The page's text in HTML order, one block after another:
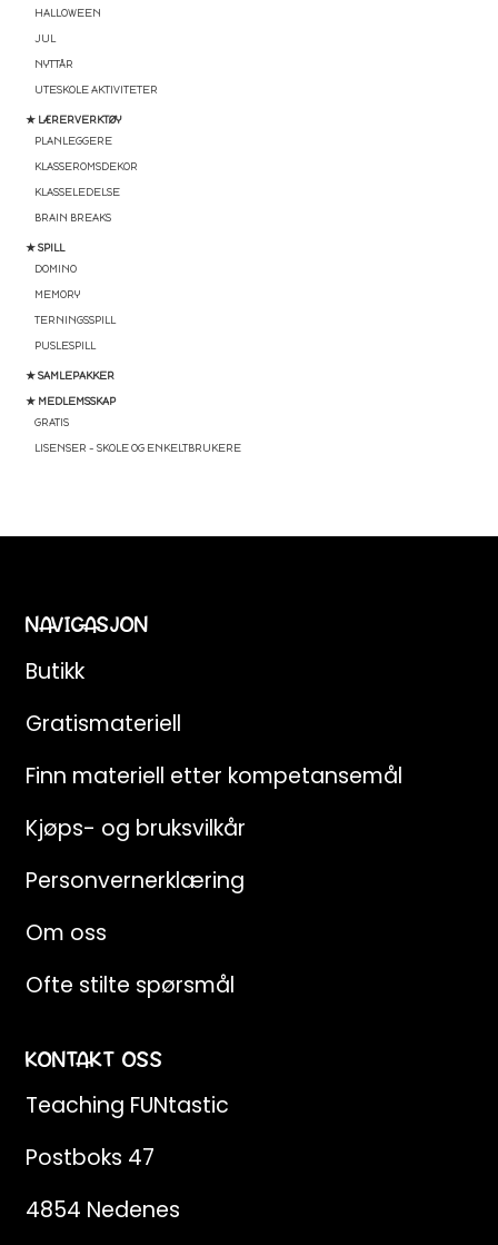
HALLOWEEN
JUL
NYTTÅR
UTESKOLE AKTIVITETER
★ LÆRERVERKTØY
PLANLEGGERE
KLASSEROMSDEKOR
KLASSELEDELSE
BRAIN BREAKS
★ SPILL
DOMINO
MEMORY
TERNINGSSPILL
PUSLESPILL
★ SAMLEPAKKER
★ MEDLEMSSKAP
GRATIS
LISENSER – SKOLE OG ENKELTBRUKERE
NAVIGASJON
Butikk
Gratismateriell
Finn materiell etter kompetansemål
Kjøps- og bruksvilkår
Personvernerklæring
Om oss
Ofte stilte spørsmål
KONTAKT OSS
Teaching FUNtastic
Postboks 47
4854 Nedenes